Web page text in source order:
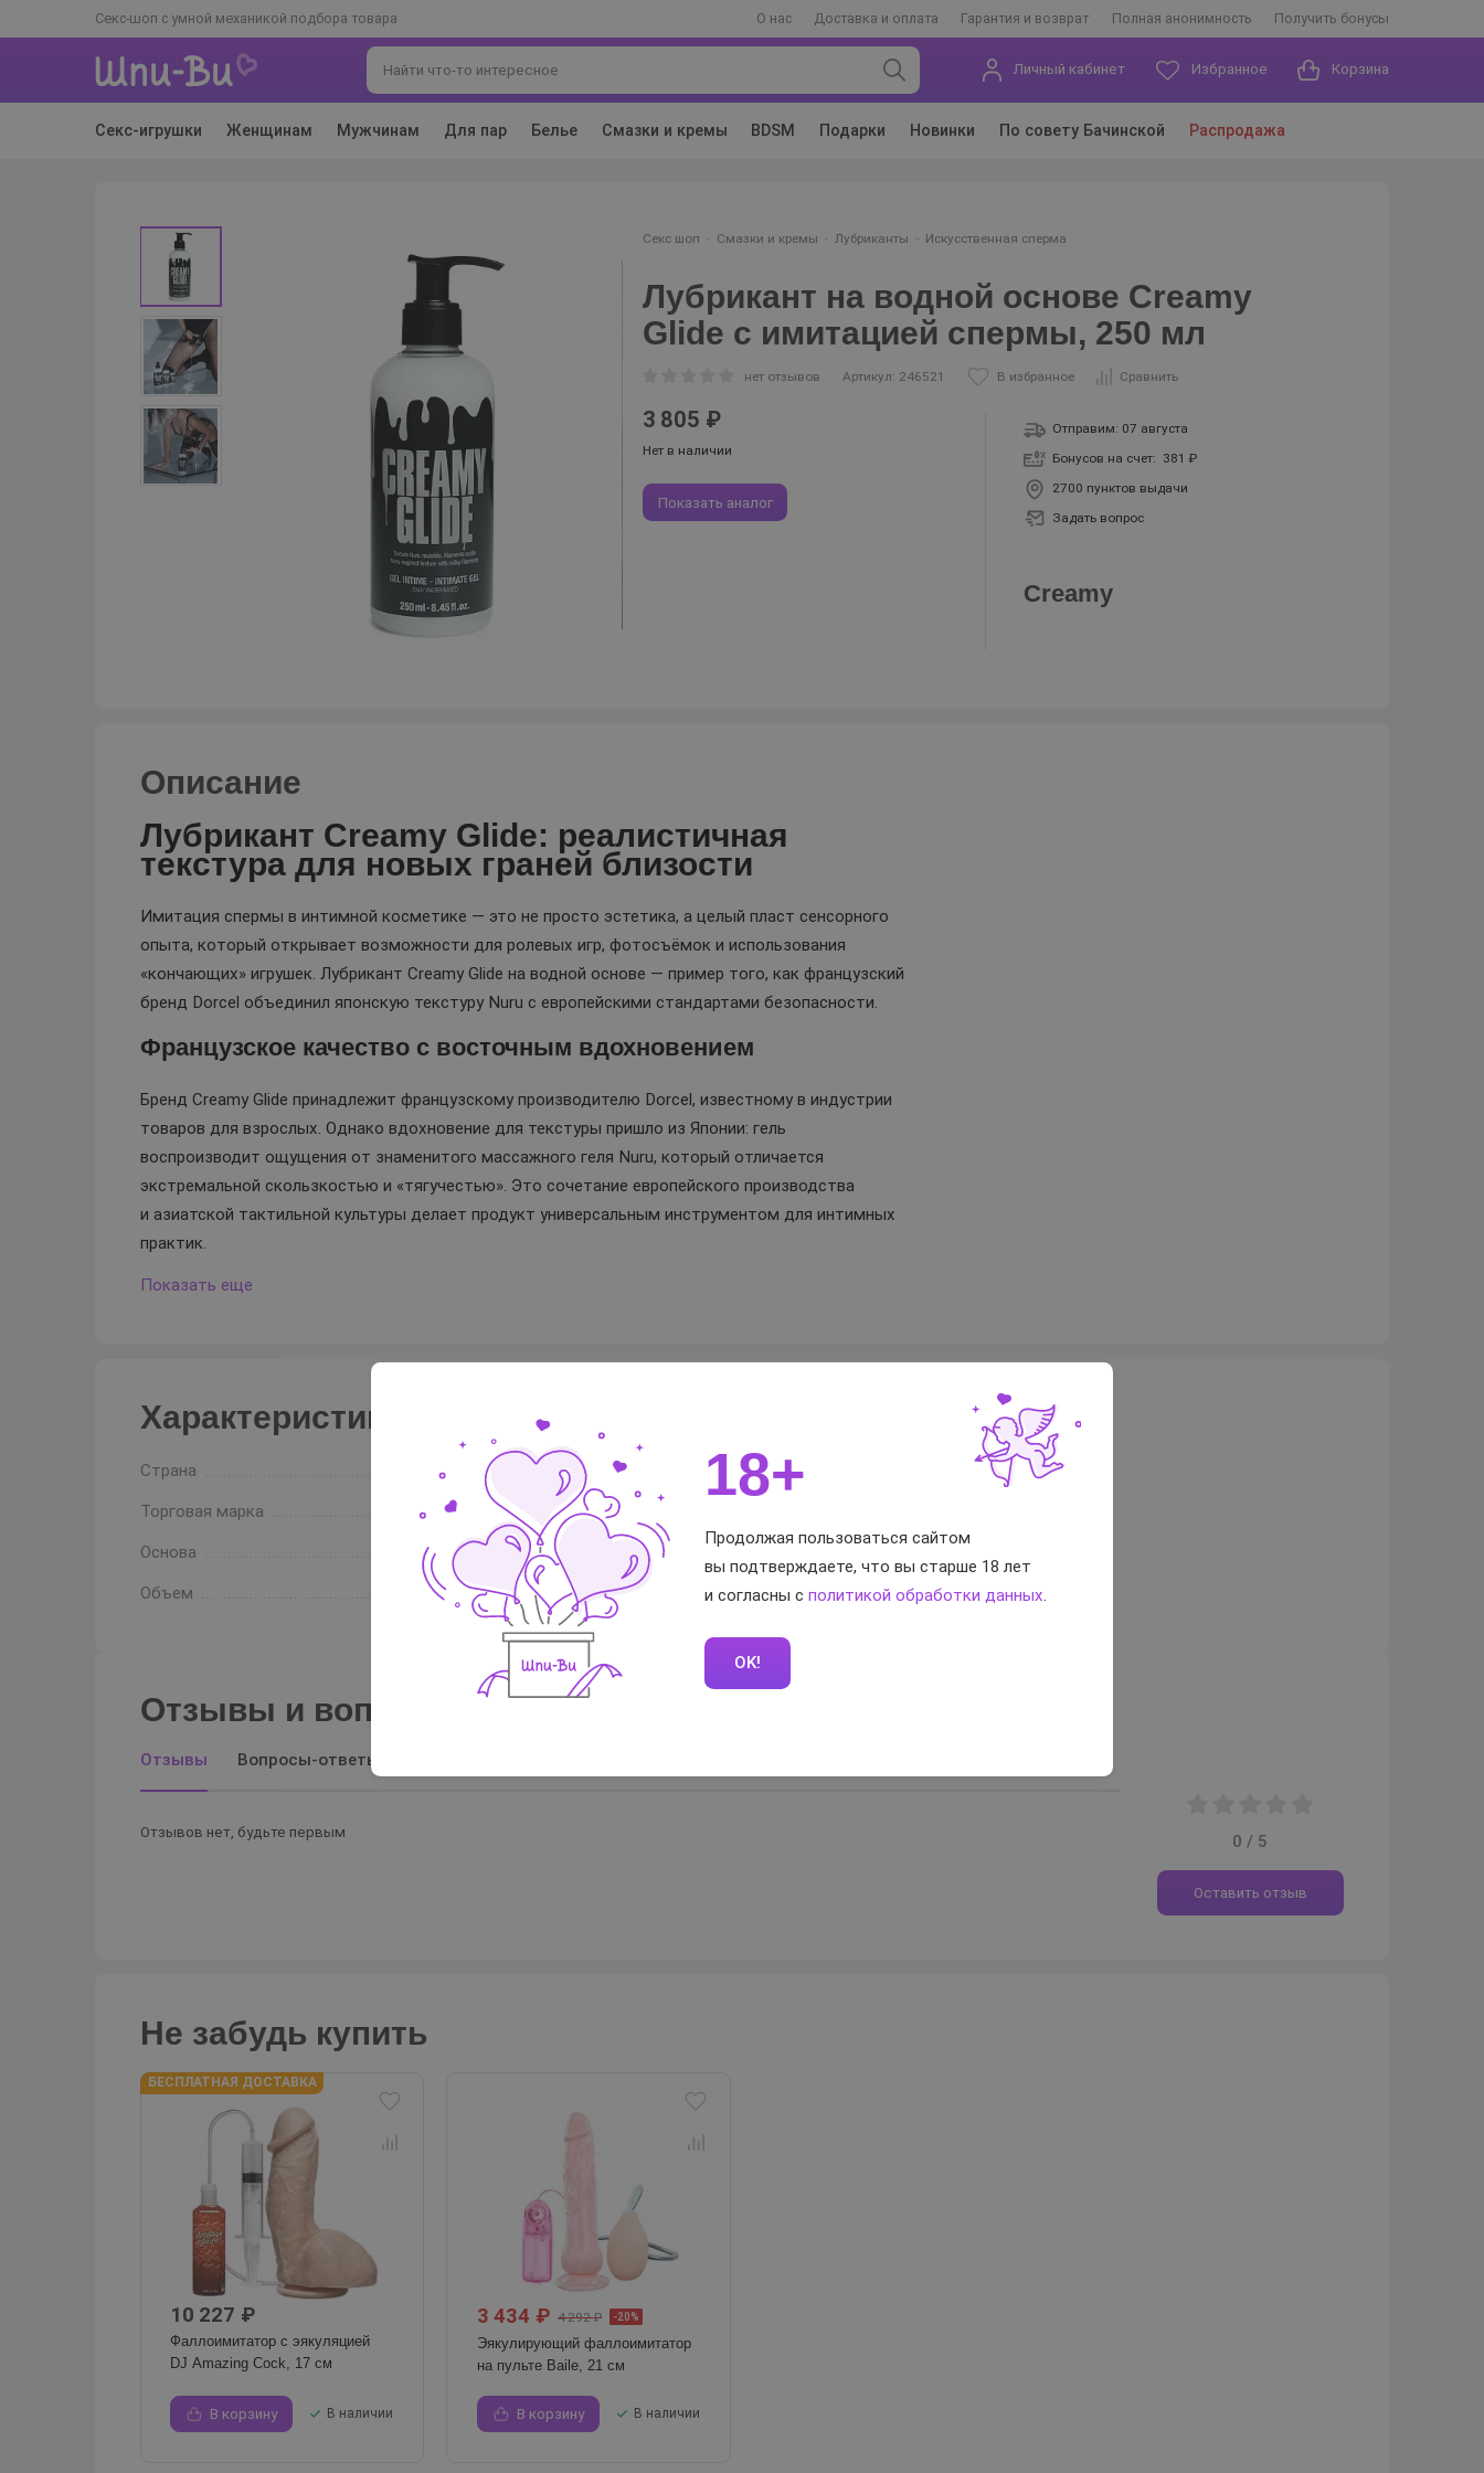
Секс-шоп с умной механикой подбора товара О нас Доставка и оплата Гарантия и возврат Полная анонимность Получить бонусы
Личный кабинет Избранное Корзина
Секс-игрушки Женщинам Мужчинам Для пар Белье Смазки и кремы BDSM Подарки Новинки По совету Бачинской Распродажа
Секс шоп Смазки и кремы Лубриканты Искусственная сперма
Лубрикант на водной основе Creamy
Glide с имитацией спермы, 250 мл
нет отзывов Артикул: 246521 В избранное Сравнить
3 805 ₽
Нет в наличии
Показать аналог
Отправим: 07 августа
Бонусов на счет: 381 ₽
2700 пунктов выдачи
Задать вопрос
Creamy
Описание
Лубрикант Creamy Glide: реалистичная
текстура для новых граней близости
Имитация спермы в интимной косметике — это не просто эстетика, а целый пласт сенсорного
опыта, который открывает возможности для ролевых игр, фотосъёмок и использования
«кончающих» игрушек. Лубрикант Creamy Glide на водной основе — пример того, как французский
бренд Dorcel объединил японскую текстуру Nuru с европейскими стандартами безопасности.
Французское качество с восточным вдохновением
Бренд Creamy Glide принадлежит французскому производителю Dorcel, известному в индустрии
товаров для взрослых. Однако вдохновение для текстуры пришло из Японии: гель
воспроизводит ощущения от знаменитого массажного геля Nuru, который отличается
экстремальной скользкостью и «тягучестью». Это сочетание европейского производства
и азиатской тактильной культуры делает продукт универсальным инструментом для интимных
практик.
Показать еще
Характеристики
Страна
Торговая марка
Основа
Объем 250
Отзывы и вопросы-ответы
Отзывы Вопросы-ответы
Отзывов нет, будьте первым 0 / 5
Оставить отзыв
Не забудь купить
БЕСПЛАТНАЯ ДОСТАВКА
10 227 ₽
Фаллоимитатор с эякуляцией
DJ Amazing Cock, 17 см
В корзину В наличии
3 434 ₽ 4 292 ₽ -20%
Эякулирующий фаллоимитатор
на пульте Baile, 21 см
В корзину В наличии
18+
Продолжая пользоваться сайтом
вы подтверждаете, что вы старше 18 лет
и согласны сполитикой обработки данных
OK!